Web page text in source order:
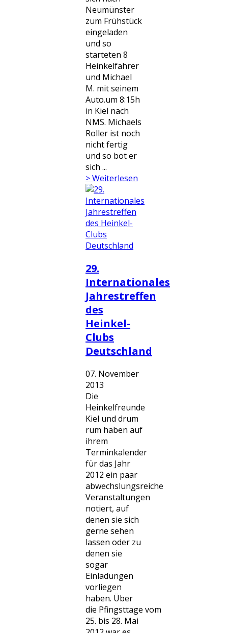
Neumünster
zum Frühstück
eingeladen
und so
starteten 8
Heinkelfahrer
und Michael
M. mit seinem
Auto.um 8:15h
in Kiel nach
NMS. Michaels
Roller ist noch
nicht fertig
und so bot er
sich ...
> Weiterlesen
29.
Internationales
Jahrestreffen
des
Heinkel-
Clubs
Deutschland
07. November
2013
Die
Heinkelfreunde
Kiel und drum
rum haben auf
ihrem
Terminkalender
für das Jahr
2012 ein paar
abwechslungsreiche
Veranstaltungen
notiert, auf
denen sie sich
gerne sehen
lassen oder zu
denen sie
sogar
Einladungen
vorliegen
haben. Über
die Pfingsttage vom
25. bis 28. Mai